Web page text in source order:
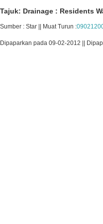
Tajuk: Drainage : Residents
Sumber : Star || Muat Turun :
Dipaparkan pada 09-02-2012 ||